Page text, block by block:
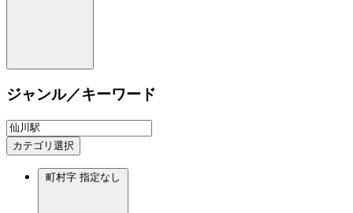
ジャンル／キーワード
カテゴリ選択
町村字 指定なし